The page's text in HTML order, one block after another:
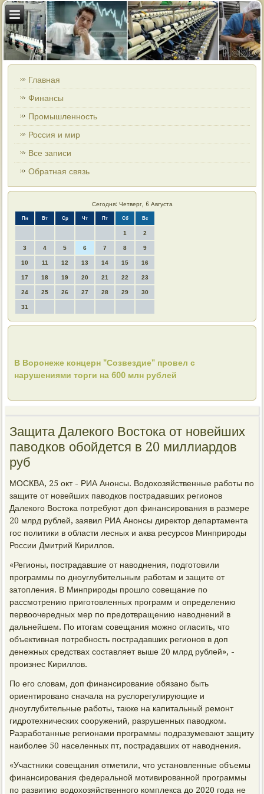
Главная
Финансы
Промышленность
Россия и мир
Все записи
Обратная связь
Сегодня: Четверг, 6 Августа
Пн Вт Ср Чт Пт Сб Вс
1 2
3 4 5 6 7 8 9
10 11 12 13 14 15 16
17 18 19 20 21 22 23
24 25 26 27 28 29 30
31
В Воронеже концерн "Созвездие" провел с
нарушениями торги на 600 млн рублей
Защита Далекого Востока от новейших
паводков обойдется в 20 миллиардов
руб
МОСКВА, 25 окт - РИА Анонсы. Водохозяйственные работы по
защите от новейших паводков пострадавших регионов
Далекого Востока потребуют доп финансирования в размере
20 млрд рублей, заявил РИА Анонсы директор департамента
гос политики в области лесных и аква ресурсов Минприроды
России Дмитрий Кириллов.
«Регионы, пострадавшие от наводнения, подготовили
программы по дноуглубительным работам и защите от
затопления. В Минприроды прошло совещание по
рассмотрению приготовленных программ и определению
первоочередных мер по предотвращению наводнений в
дальнейшем. По итогам совещания можно огласить, что
объективная потребность пострадавших регионов в доп
денежных средствах составляет выше 20 млрд рублей», -
произнес Кириллов.
По его словам, доп финансирование обязано быть
ориентировано сначала на руслорегулирующие и
дноуглубительные работы, также на капитальный ремонт
гидротехнических сооружений, разрушенных паводком.
Разработанные регионами программы подразумевают защиту
наиболее 50 населенных пт, пострадавших от наводнения.
«Участники совещания отметили, что установленные объемы
финансирования федеральной мотивированной программы
по развитию водохозяйственного комплекса до 2020 года не